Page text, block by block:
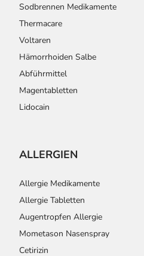
Sodbrennen Medikamente
Thermacare
Voltaren
Hämorrhoiden Salbe
Abführmittel
Magentabletten
Lidocain
ALLERGIEN
Allergie Medikamente
Allergie Tabletten
Augentropfen Allergie
Mometason Nasenspray
Cetirizin